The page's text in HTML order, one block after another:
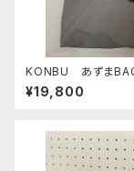
KONBU あずま
レー オカメインコ
¥19,800